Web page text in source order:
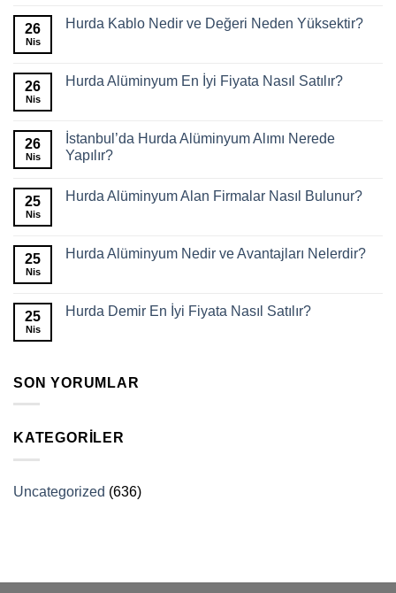
26
Nis
Hurda Kablo Nedir ve Değeri Neden Yüksektir?
26
Nis
Hurda Alüminyum En İyi Fiyata Nasıl Satılır?
26
Nis
İstanbul’da Hurda Alüminyum Alımı Nerede
Yapılır?
25
Nis
Hurda Alüminyum Alan Firmalar Nasıl Bulunur?
25
Nis
Hurda Alüminyum Nedir ve Avantajları Nelerdir?
25
Nis
Hurda Demir En İyi Fiyata Nasıl Satılır?
SON YORUMLAR
KATEGORILER
Uncategorized (636)